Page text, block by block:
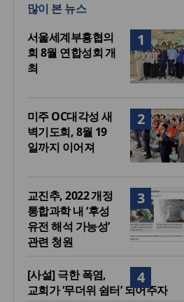
한미동맹의 가교 되어주길”
많이 본 뉴스
1
서울세계부흥협의
회 8월 연합성회 개
최
2
미주 OC대각성 새
벽기도회, 8월 19
일까지 이어져
3
교진추, 2022 개정
통합과학 내 ‘후성
유전 해석 가능성’
관련 청원
4
[사설] 극한 폭염,
교회가 ‘무더위 쉼터’ 되어주자